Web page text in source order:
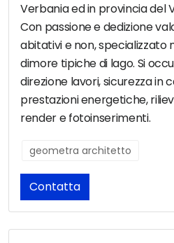
Verbania ed in provincia del
Con passione e dedizione
abitativi e non, specializzato
dimore tipiche di lago. Si
direzione lavori, sicurezza in
prestazioni energetiche,
render e fotoinserimenti.
geometra architetto
Contatta